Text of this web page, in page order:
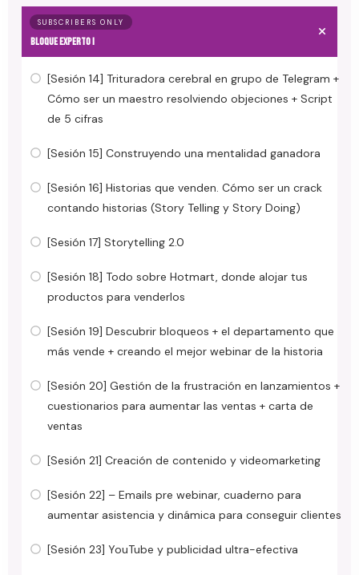
SUBSCRIBERS ONLY
BLOQUE EXPERTO I
[Sesión 14] Trituradora cerebral en grupo de Telegram +
Cómo ser un maestro resolviendo objeciones + Script
de 5 cifras
[Sesión 15] Construyendo una mentalidad ganadora
[Sesión 16] Historias que venden. Cómo ser un crack
contando historias (Story Telling y Story Doing)
[Sesión 17] Storytelling 2.0
[Sesión 18] Todo sobre Hotmart, donde alojar tus
productos para venderlos
[Sesión 19] Descubrir bloqueos + el departamento que
más vende + creando el mejor webinar de la historia
[Sesión 20] Gestión de la frustración en lanzamientos +
cuestionarios para aumentar las ventas + carta de
ventas
[Sesión 21] Creación de contenido y videomarketing
[Sesión 22] – Emails pre webinar, cuaderno para
aumentar asistencia y dinámica para conseguir clientes
[Sesión 23] YouTube y publicidad ultra-efectiva